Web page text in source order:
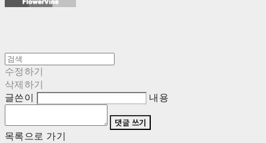
수정하기
삭제하기
글쓴이
내용
댓글 쓰기
목록으로 가기